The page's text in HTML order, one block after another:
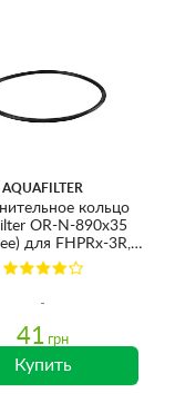
AQUAFILTER
кольцо
OR-N-890х35
для FHPRx-3R,
FHPRx-3VR
41 грн
Купить